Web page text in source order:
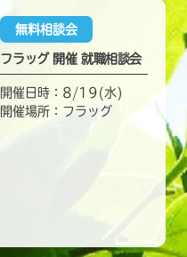
無料相談会
フラッグ 開催 就職相談会
開催日時：8/19(水)
開催場所：フラッグ